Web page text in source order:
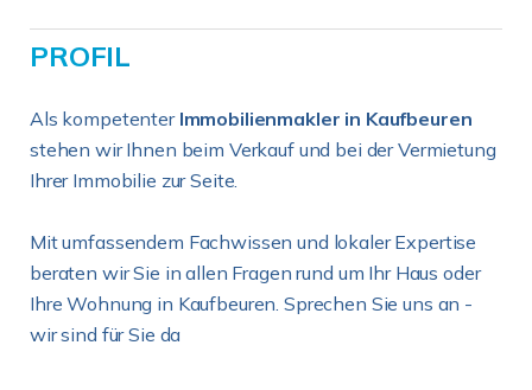
PROFIL
Als kompetenter Immobilienmakler in Kaufbeuren
stehen wir Ihnen beim Verkauf und bei der Vermietung
Ihrer Immobilie zur Seite.
Mit umfassendem Fachwissen und lokaler Expertise
beraten wir Sie in allen Fragen rund um Ihr Haus oder
Ihre Wohnung in Kaufbeuren. Sprechen Sie uns an -
wir sind für Sie da